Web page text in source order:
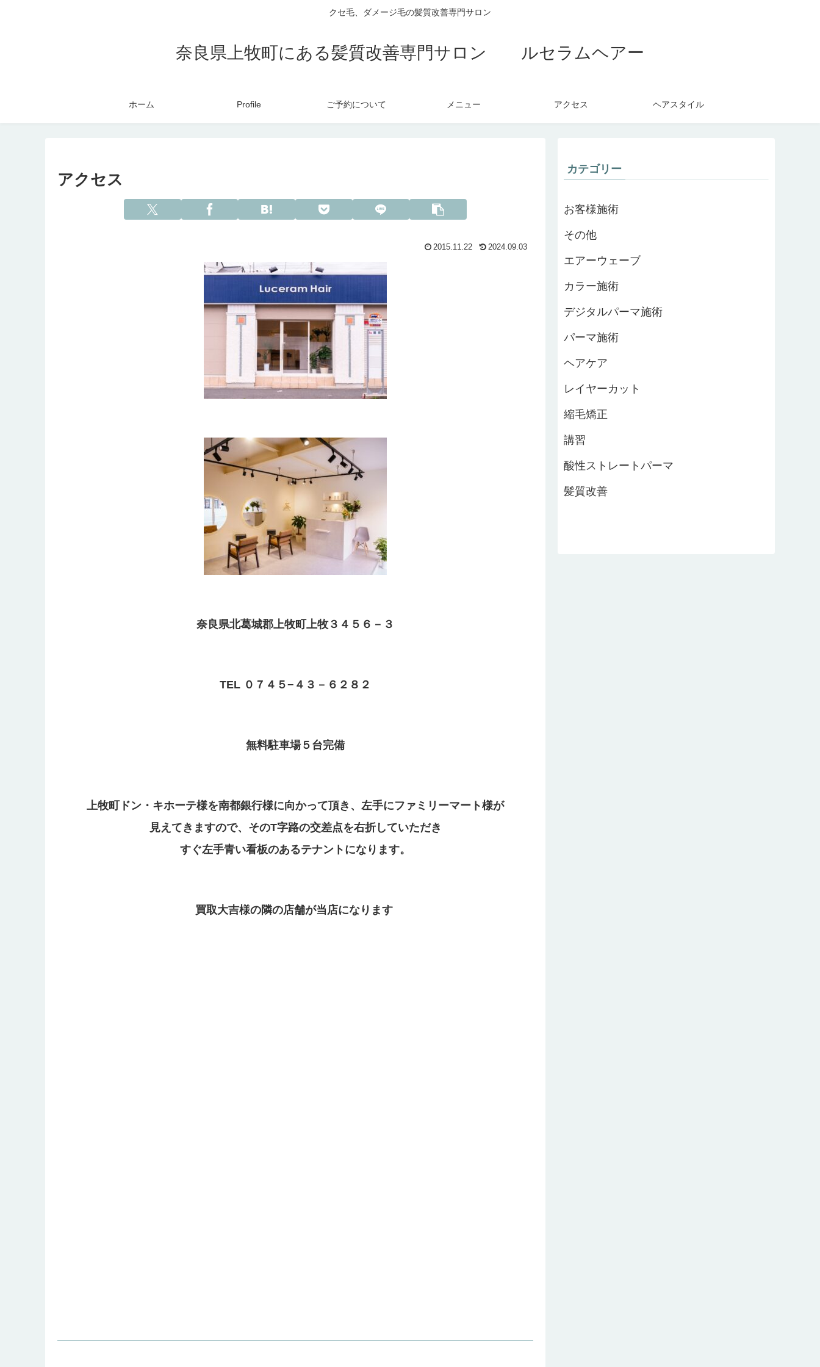
クセ毛、ダメージ毛の髪質改善専門サロン
奈良県上牧町にある髪質改善専門サロン ルセラムヘアー
ホーム Profile ご予約について メニュー アクセス ヘアスタイル
アクセス
2015.11.22 2024.09.03
奈良県北葛城郡上牧町上牧３４５６－３
TEL ０７４５−４３－６２８２
無料駐車場５台完備
上牧町ドン・キホーテ様を南都銀行様に向かって頂き、左手にファミリーマート様が
見えてきますので、そのT字路の交差点を右折していただき
すぐ左手青い看板のあるテナントになります。
買取大吉様の隣の店舗が当店になります
カテゴリー
お客様施術
その他
エアーウェーブ
カラー施術
デジタルパーマ施術
パーマ施術
ヘアケア
レイヤーカット
縮毛矯正
講習
酸性ストレートパーマ
髪質改善